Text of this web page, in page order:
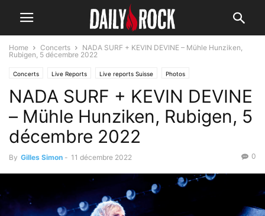
Home Concerts
NADA SURF + KEVIN DEVINE – Mühle Hunziken,
Rubigen, 5 décembre 2022
Concerts Live Reports Live reports Suisse Photos
NADA SURF + KEVIN DEVINE
– Mühle Hunziken, Rubigen, 5
décembre 2022
By Gilles Simon - 11 décembre 2022 0